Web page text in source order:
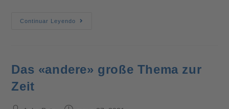
Continuar Leyendo
Das «andere» große Thema zur
Zeit